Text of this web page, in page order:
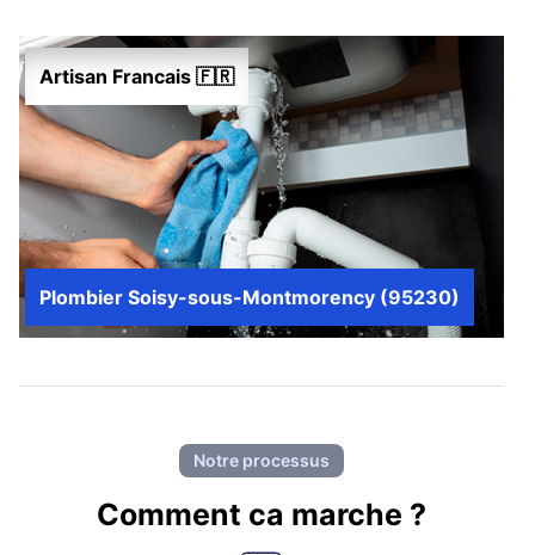
Artisan Francais 🇫🇷
Plombier Soisy-sous-Montmorency (95230)
Notre processus
Comment ca marche ?